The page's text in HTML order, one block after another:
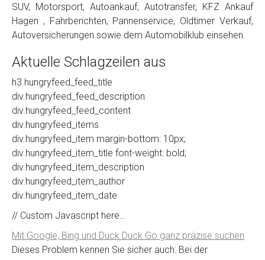
SUV, Motorsport, Autoankauf, Autotransfer, KFZ Ankauf
Hagen , Fahrberichten, Pannenservice, Oldtimer Verkauf,
Autoversicherungen sowie dem Automobilklub einsehen.
Aktuelle Schlagzeilen aus
h3.hungryfeed_feed_title
div.hungryfeed_feed_description
div.hungryfeed_feed_content
div.hungryfeed_items
div.hungryfeed_item margin-bottom: 10px;
div.hungryfeed_item_title font-weight: bold;
div.hungryfeed_item_description
div.hungryfeed_item_author
div.hungryfeed_item_date
// Custom Javascript here…
Mit Google, Bing und Duck Duck Go ganz präzise suchen
Dieses Problem kennen Sie sicher auch: Bei der